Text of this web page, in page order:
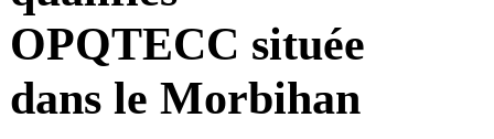
OPQTECC située
dans le Morbihan